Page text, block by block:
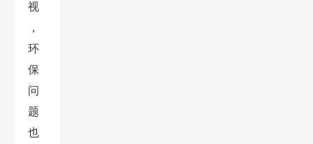
视
，
环
保
问
题
也